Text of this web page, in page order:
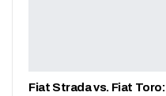
Fiat Strada vs. Fiat Toro: